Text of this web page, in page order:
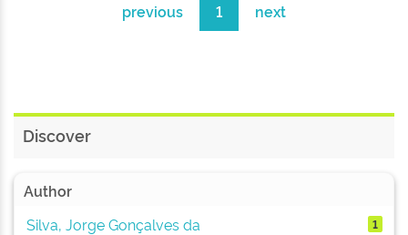
previous 1 next
Discover
Author
Silva, Jorge Gonçalves da
1